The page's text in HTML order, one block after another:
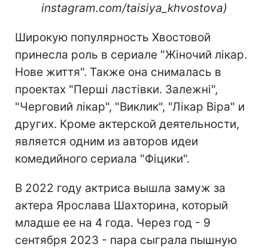
instagram.com/taisiya_khvostova)
Широкую популярность Хвостовой
принесла роль в сериале "Жіночий лікар.
Нове життя". Также она снималась в
проектах "Перші ластівки. Залежні",
"Черговий лікар", "Виклик", "Лікар Віра" и
других. Кроме актерской деятельности,
является одним из авторов идеи
комедийного сериала "Фіцики".
В 2022 году актриса вышла замуж за
актера Ярослава Шахторина, который
младше ее на 4 года. Через год - 9
сентября 2023 - пара сыграла пышную